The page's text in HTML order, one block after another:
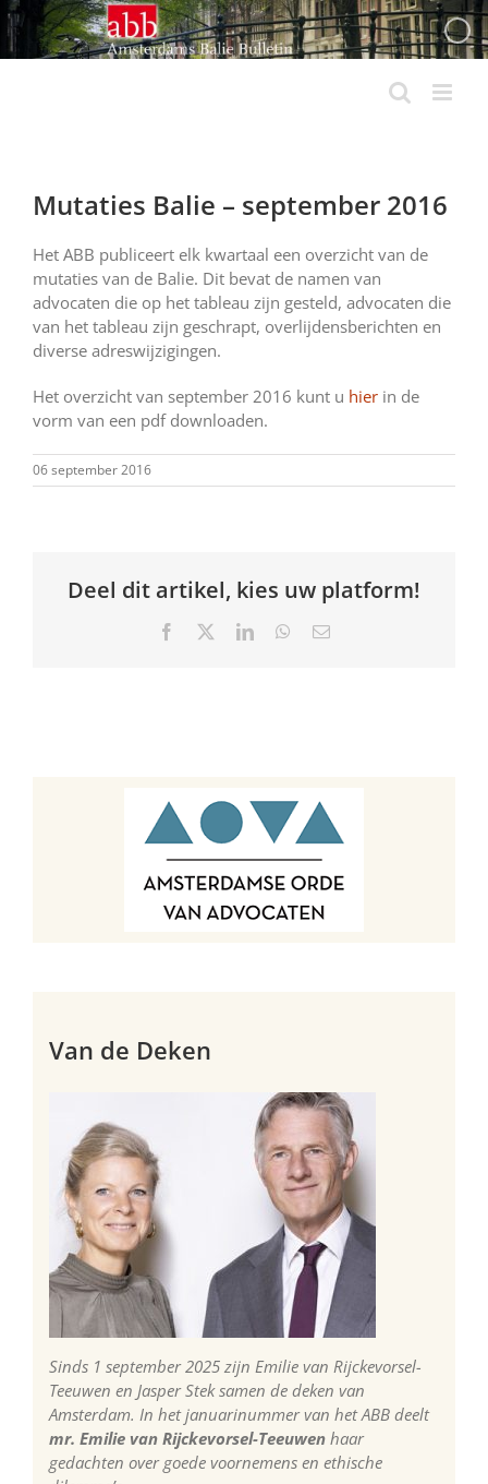
Ga
naar
inhoud
Mutaties Balie – september 2016
Het ABB publiceert elk kwartaal een overzicht van de
mutaties van de Balie. Dit bevat de namen van
advocaten die op het tableau zijn gesteld, advocaten die
van het tableau zijn geschrapt, overlijdensberichten en
diverse adreswijzigingen.
Het overzicht van september 2016 kunt u hier in de
vorm van een pdf downloaden.
06 september 2016
Deel dit artikel, kies uw platform!
Facebook LinkedInWhatsApp
E-
Van de Deken
Sinds 1 september 2025 zijn Emilie van Rijckevorsel-
Teeuwen en Jasper Stek samen de deken van
Amsterdam. In het januarinummer van het ABB deelt
mr. Emilie van Rijckevorsel-Teeuwen haar
gedachten over goede voornemens en ethische